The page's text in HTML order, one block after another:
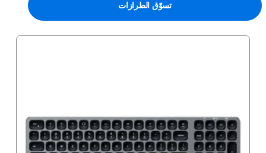
تسوّق الطرازات